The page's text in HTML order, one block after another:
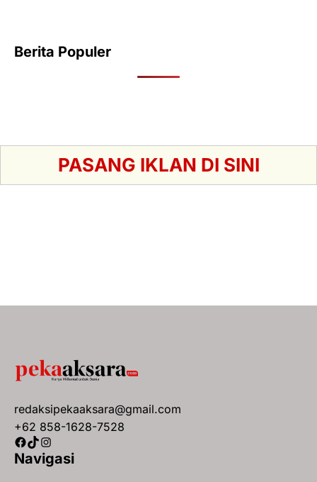
Berita Populer
PASANG IKLAN DI SINI
redaksipekaaksara@gmail.com
+62 858-1628-7528
Facebook
TikTok
Instagram
Navigasi